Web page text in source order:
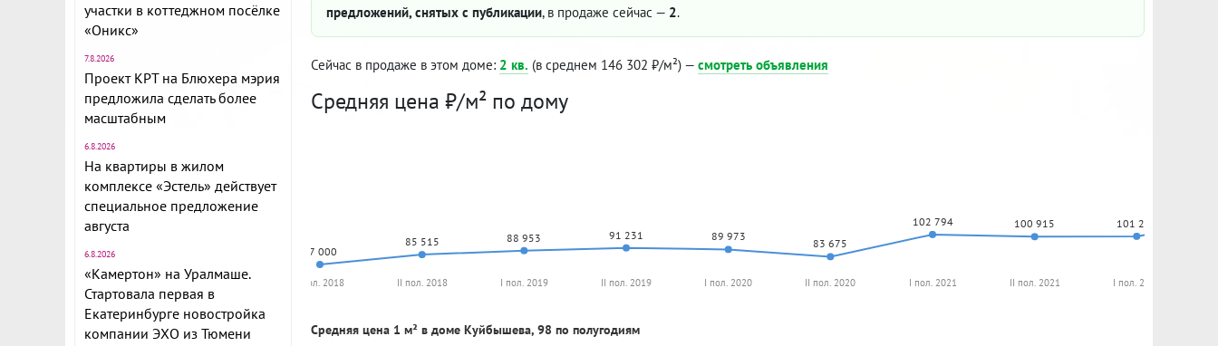
участки в коттеджном посёлке
«Оникс»
7.8.2026
Проект КРТ на Блюхера мэрия
предложила сделать более
масштабным
6.8.2026
На квартиры в жилом
комплексе «Эстель» действует
специальное предложение
августа
6.8.2026
«Камертон» на Уралмаше.
Стартовала первая в
Екатеринбурге новостройка
компании ЭХО из Тюмени
предложений, снятых с публикации, в продаже сейчас — 2.
Сейчас в продаже в этом доме: 2 кв. (в среднем 146 302 ₽/м²) — смотреть объявления
Средняя цена ₽/м² по дому
77 000
85 515 88 953 91 231 89 973
83 675
102 794 100 915 101 240
I пол. 2018 II пол. 2018 I пол. 2019 II пол. 2019 I пол. 2020 II пол. 2020 I пол. 2021 II пол. 2021 I пол. 2022
Средняя цена 1 м² в доме Куйбышева, 98 по полугодиям